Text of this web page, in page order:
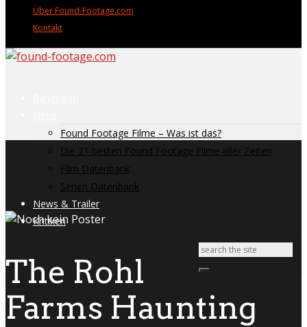
Über Found-Footage.com
Kontakt
Found Footage Filme – Was ist das?
Die 21 besten Found Footage Filme aller Zeiten
Film Datenbank
Serien Datenbank
News & Trailer
Kritiken
The Rohl
Farms Haunting